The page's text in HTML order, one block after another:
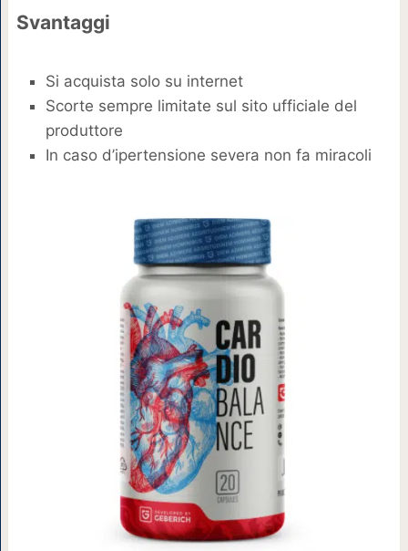
Svantaggi
Si acquista solo su internet
Scorte sempre limitate sul sito ufficiale del
produttore
In caso d’ipertensione severa non fa miracoli